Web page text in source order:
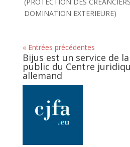
DOMINATION EXTERIEURE)
« Entrées précédentes
Bijus est un service de
public du Centre
allemand